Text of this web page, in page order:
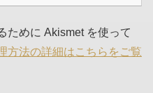
ために Akismet を使って
方法の詳細はこちらをご覧